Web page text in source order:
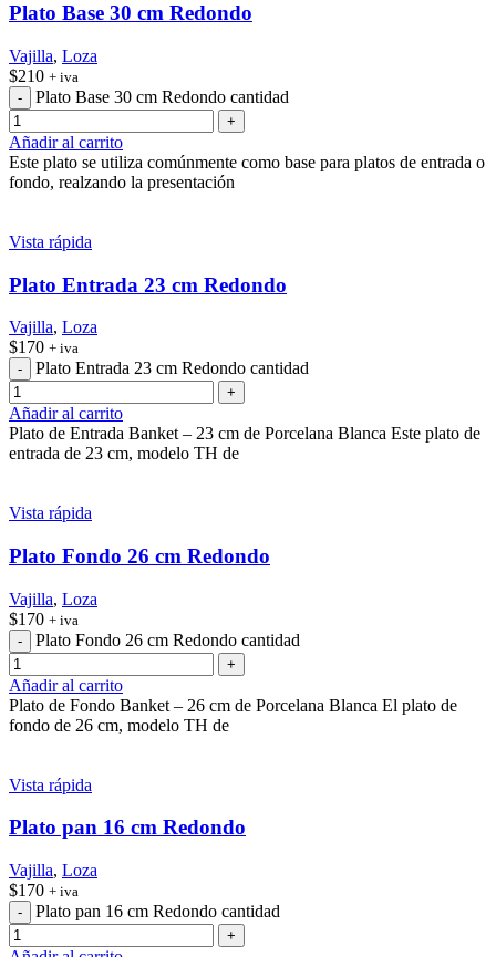
Plato Base 30 cm Redondo
Vajilla, Loza
$210 + iva
Plato Base 30 cm Redondo cantidad
Añadir al carrito
Este plato se utiliza comúnmente como base para platos de entrada o
fondo, realzando la presentación
Vista rápida
Plato Entrada 23 cm Redondo
Vajilla, Loza
$170 + iva
Plato Entrada 23 cm Redondo cantidad
Añadir al carrito
Plato de Entrada Banket – 23 cm de Porcelana Blanca Este plato de
entrada de 23 cm, modelo TH de
Vista rápida
Plato Fondo 26 cm Redondo
Vajilla, Loza
$170 + iva
Plato Fondo 26 cm Redondo cantidad
Añadir al carrito
Plato de Fondo Banket – 26 cm de Porcelana Blanca El plato de
fondo de 26 cm, modelo TH de
Vista rápida
Plato pan 16 cm Redondo
Vajilla, Loza
$170 + iva
Plato pan 16 cm Redondo cantidad